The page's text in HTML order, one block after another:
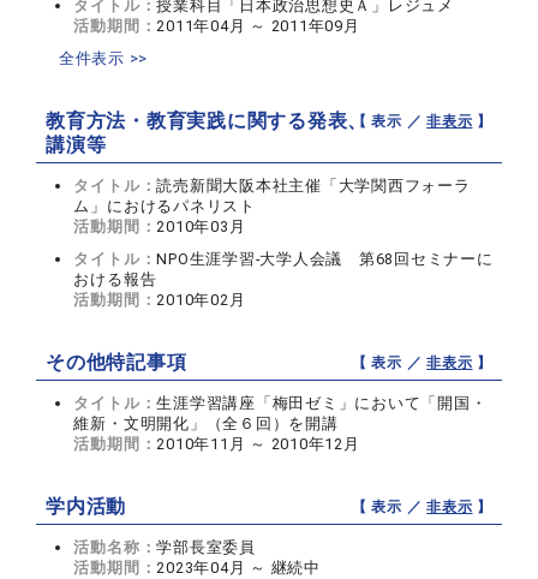
タイトル：授業科目「日本政治思想史Ａ」レジュメ
活動期間：2011年04月 ～ 2011年09月
全件表示 >>
教育方法・教育実践に関する発表、
講演等
【 表示 ／非表示 】
タイトル：読売新聞大阪本社主催「大学関西フォーラ
ム」におけるパネリスト
活動期間：2010年03月
タイトル：NPO生涯学習-大学人会議 第68回セミナーに
おける報告
活動期間：2010年02月
その他特記事項 【 表示 ／非表示 】
タイトル：生涯学習講座「梅田ゼミ」において「開国・
維新・文明開化」（全６回）を開講
活動期間：2010年11月 ～ 2010年12月
学内活動 【 表示 ／非表示 】
活動名称：学部長室委員
活動期間：2023年04月 ～ 継続中